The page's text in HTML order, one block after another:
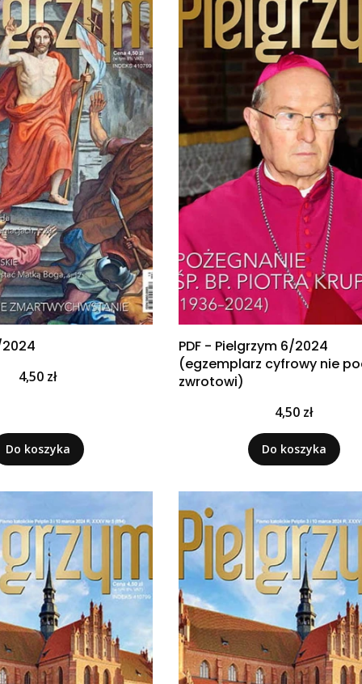
Cena
4,50 zł
Do koszyka
PDF - Pielgrzym 6/2024
(egzemplarz cyfrowy nie
zwrotowi)
Cena
4,50 zł
Do koszyka